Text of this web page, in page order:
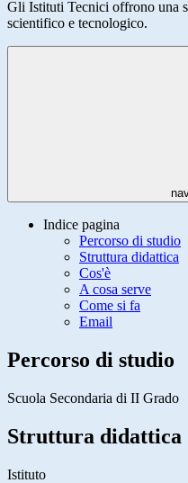
Gli Istituti Tecnici offrono una
scientifico e tecnologico.
Indice pagina
Percorso di studio
Struttura didattica
Cos'è
A cosa serve
Come si fa
Email
Percorso di studio
Scuola Secondaria di II Grado
Struttura didattica
Istituto